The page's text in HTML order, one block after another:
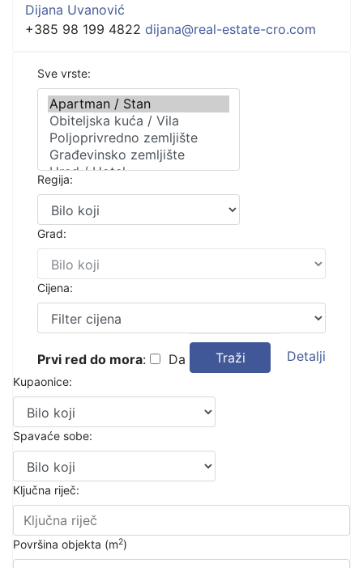
Dijana Uvanović
+385 98 199 4822 dijana@real-estate-cro.com
Sve vrste:
Regija:
Grad:
Cijena:
Prvi red do mora: Da Traži Detalji
Kupaonice:
Spavaće sobe:
Ključna riječ:
Površina objekta (m2)